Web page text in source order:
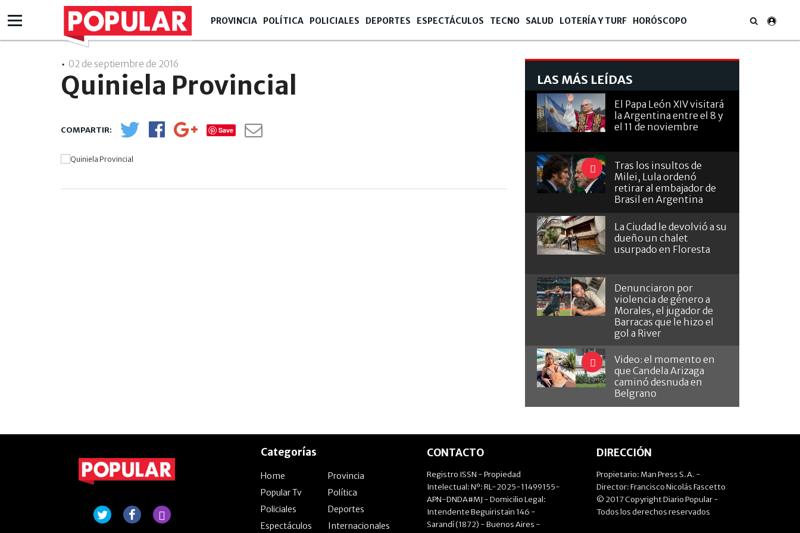
PROVINCIA POLÍTICA POLICIALES DEPORTES ESPECTÁCULOS TECNO SALUD LOTERÍA Y TURF HORÓSCOPO
02 de septiembre de 2016
Quiniela Provincial
Save
LAS MÁS LEÍDAS
El Papa León XIV visitará
la Argentina entre el 8 y
el 11 de noviembre
Tras los insultos de
Milei, Lula ordenó
retirar al embajador de
Brasil en Argentina
La Ciudad le devolvió a su
dueño un chalet
usurpado en Floresta
Denunciaron por
violencia de género a
Morales, el jugador de
Barracas que le hizo el
gol a River
Video: el momento en
que Candela Arizaga
caminó desnuda en
Belgrano
Categorías
Home
Provincia
Popular Tv
Política
Policiales
Deportes
Espectáculos
Internacionales
CONTACTO
Registro ISSN - Propiedad
Intelectual: Nº: RL-2025-11499155-
APN-DNDA#MJ - Domicilio Legal:
Intendente Beguiristain 146 -
Sarandí (1872) - Buenos Aires -
DIRECCIÓN
Propietario: Man Press S.A. -
Director: Francisco Nicolás Fascetto
© 2017 Copyright Diario Popular -
Todos los derechos reservados